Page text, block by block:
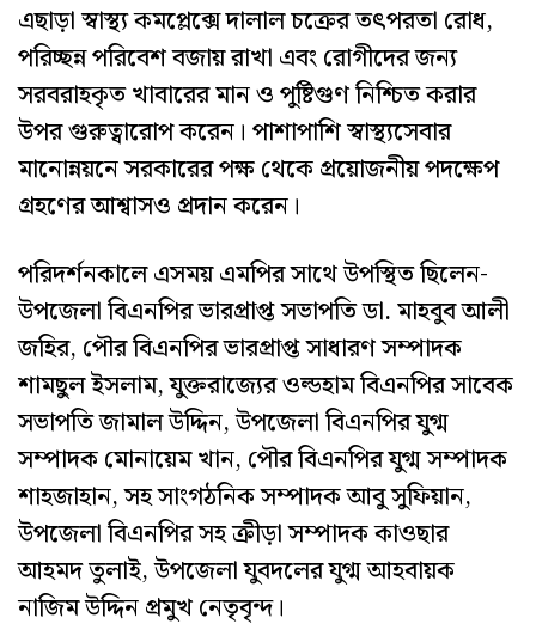
এছাড়া স্বাস্থ্য কমপ্লেক্সে দালাল চক্রের তৎপরতা রোধ,
পরিচ্ছন্ন পরিবেশ বজায় রাখা এবং রোগীদের জন্য
সরবরাহকৃত খাবারের মান ও পুষ্টিগুণ নিশ্চিত করার
উপর গুরুত্বারোপ করেন। পাশাপাশি স্বাস্থ্যসেবার
মানোন্নয়নে সরকারের পক্ষ থেকে প্রয়োজনীয় পদক্ষেপ
গ্রহণের আশ্বাসও প্রদান করেন।
পরিদর্শনকালে এসময় এমপির সাথে উপস্থিত ছিলেন-
উপজেলা বিএনপির ভারপ্রাপ্ত সভাপতি ডা. মাহবুব আলী
জহির, পৌর বিএনপির ভারপ্রাপ্ত সাধারণ সম্পাদক
শামছুল ইসলাম, যুক্তরাজ্যের ওল্ডহাম বিএনপির সাবেক
সভাপতি জামাল উদ্দিন, উপজেলা বিএনপির যুগ্ম
সম্পাদক মোনায়েম খান, পৌর বিএনপির যুগ্ম সম্পাদক
শাহজাহান, সহ সাংগঠনিক সম্পাদক আবু সুফিয়ান,
উপজেলা বিএনপির সহ ক্রীড়া সম্পাদক কাওছার
আহমদ তুলাই, উপজেলা যুবদলের যুগ্ম আহবায়ক
নাজিম উদ্দিন প্রমুখ নেতৃবৃন্দ।